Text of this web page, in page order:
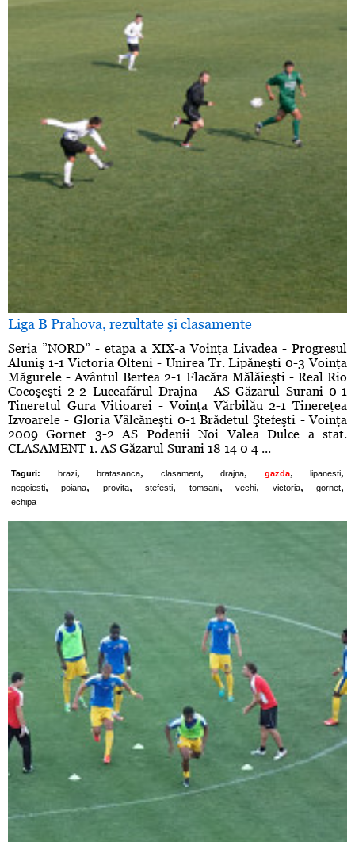
Liga B Prahova, rezultate şi clasamente
Seria ”NORD” - etapa a XIX-a Voinţa Livadea - Progresul
Aluniş 1-1 Victoria Olteni - Unirea Tr. Lipăneşti 0-3 Voinţa
Măgurele - Avântul Bertea 2-1 Flacăra Mălăieşti - Real Rio
Cocoşeşti 2-2 Luceafărul Drajna - AS Găzarul Surani 0-1
Tineretul Gura Vitioarei - Voinţa Vărbilău 2-1 Tinereţea
Izvoarele - Gloria Vâlcăneşti 0-1 Brădetul Ştefeşti - Voinţa
2009 Gornet 3-2 AS Podenii Noi Valea Dulce a stat.
CLASAMENT 1. AS Găzarul Surani 18 14 0 4 ...
Taguri: brazi, bratasanca, clasament, drajna, gazda, lipanesti,
negoiesti, poiana, provita, stefesti, tomsani, vechi, victoria, gornet,
echipa